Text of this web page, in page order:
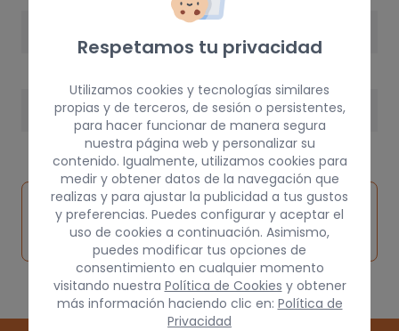
PESO
Inspeccionar
vehículo de
origen
Solicitar
pieza
Consultar
por
Respetamos tu privacidad
Utilizamos cookies y tecnologías similares
propias y de terceros, de sesión o persistentes,
para hacer funcionar de manera segura
nuestra página web y personalizar su
contenido. Igualmente, utilizamos cookies para
medir y obtener datos de la navegación que
realizas y para ajustar la publicidad a tus gustos
y preferencias. Puedes configurar y aceptar el
uso de cookies a continuación. Asimismo,
puedes modificar tus opciones de
consentimiento en cualquier momento
visitando nuestra Política de Cookies y obtener
más información haciendo clic en: Política de
Privacidad